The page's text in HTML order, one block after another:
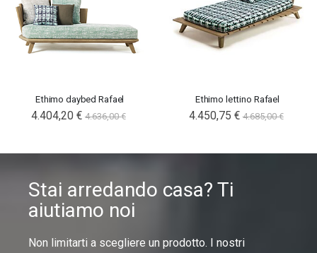
Ethimo daybed Rafael
4.404,20 € 4.636,00 €
Ethimo lettino Rafael
4.450,75 € 4.685,00 €
Stai arredando casa? Ti
aiutiamo noi
Non limitarti a scegliere un prodotto. I nostri